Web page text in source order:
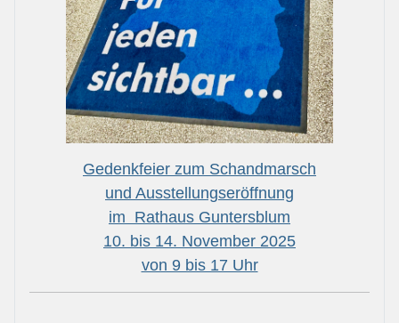
Gedenkfeier zum Schandmarsch
und Ausstellungseröffnung
im Rathaus Guntersblum
10. bis 14. November 2025
von 9 bis 17 Uhr